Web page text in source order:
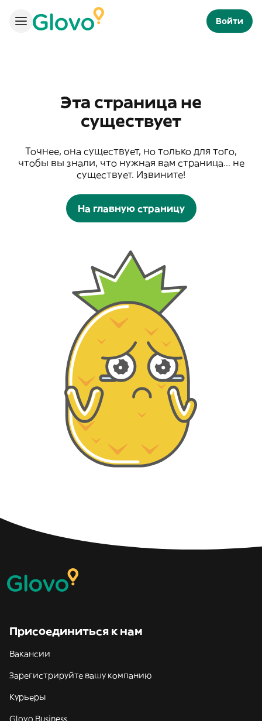
Войти
Эта страница не
существует
Точнее, она существует, но только для того,
чтобы вы знали, что нужная вам страница... не
существует. Извините!
На главную страницу
Присоединиться к нам
Вакансии
Зарегистрируйте вашу компанию
Курьеры
Glovo Business